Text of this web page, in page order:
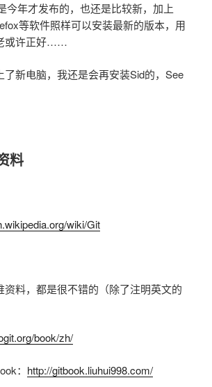
今年才发布的，也还是比较新，加上
等软件照样可以安装最新的版本，用
或许正好……
了新电脑，我还是会再安装Sid的，See
料
wiki/Git
资料，都是很不错的（除了注明英文的
book/zh/
： http://gitbook.liuhui998.com/